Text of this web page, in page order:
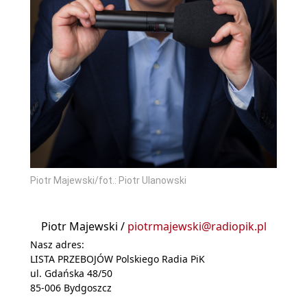
Piotr Majewski/fot.: Piotr Ulanowski
Piotr Majewski / piotrmajewski@radiopik.pl
Nasz adres:
LISTA PRZEBOJÓW Polskiego Radia PiK
ul. Gdańska 48/50
85-006 Bydgoszcz